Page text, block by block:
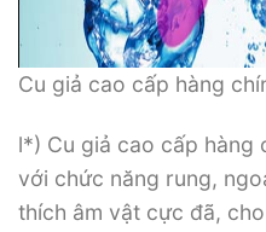
Cu giả cao cấp hàng
l*) Cu giả cao cấp hàng
với chức năng rung,
thích âm vật cực đã,